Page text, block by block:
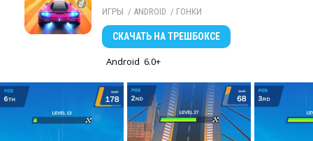
ИГРЫ / ANDROID / ГОНКИ
СКАЧАТЬ НА ТРЕШБОКСЕ
Android 6.0+